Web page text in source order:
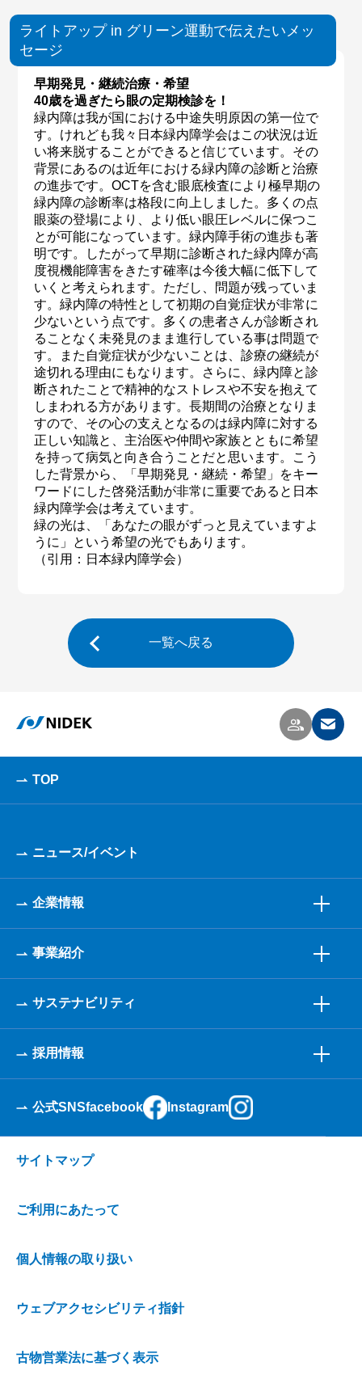
ライトアップ in グリーン運動で伝えたいメッ
セージ
早期発見・継続治療・希望
40歳を過ぎたら眼の定期検診を！
緑内障は我が国における中途失明原因の第一位で
す。けれども我々日本緑内障学会はこの状況は近
い将来脱することができると信じています。その
背景にあるのは近年における緑内障の診断と治療
の進歩です。OCTを含む眼底検査により極早期の
緑内障の診断率は格段に向上しました。多くの点
眼薬の登場により、より低い眼圧レベルに保つこ
とが可能になっています。緑内障手術の進歩も著
明です。したがって早期に診断された緑内障が高
度視機能障害をきたす確率は今後大幅に低下して
いくと考えられます。ただし、問題が残っていま
す。緑内障の特性として初期の自覚症状が非常に
少ないという点です。多くの患者さんが診断され
ることなく未発見のまま進行している事は問題で
す。また自覚症状が少ないことは、診療の継続が
途切れる理由にもなります。さらに、緑内障と診
断されたことで精神的なストレスや不安を抱えて
しまわれる方があります。長期間の治療となりま
すので、その心の支えとなるのは緑内障に対する
正しい知識と、主治医や仲間や家族とともに希望
を持って病気と向き合うことだと思います。こう
した背景から、「早期発見・継続・希望」をキー
ワードにした啓発活動が非常に重要であると日本
緑内障学会は考えています。
緑の光は、「あなたの眼がずっと見えていますよ
うに」という希望の光でもあります。
（引用：日本緑内障学会）
一覧へ戻る
TOP
ニュース/イベント
企業情報
事業紹介
サステナビリティ
採用情報
公式SNSfacebook Instagram
サイトマップ
ご利用にあたって
個人情報の取り扱い
ウェブアクセシビリティ指針
古物営業法に基づく表示